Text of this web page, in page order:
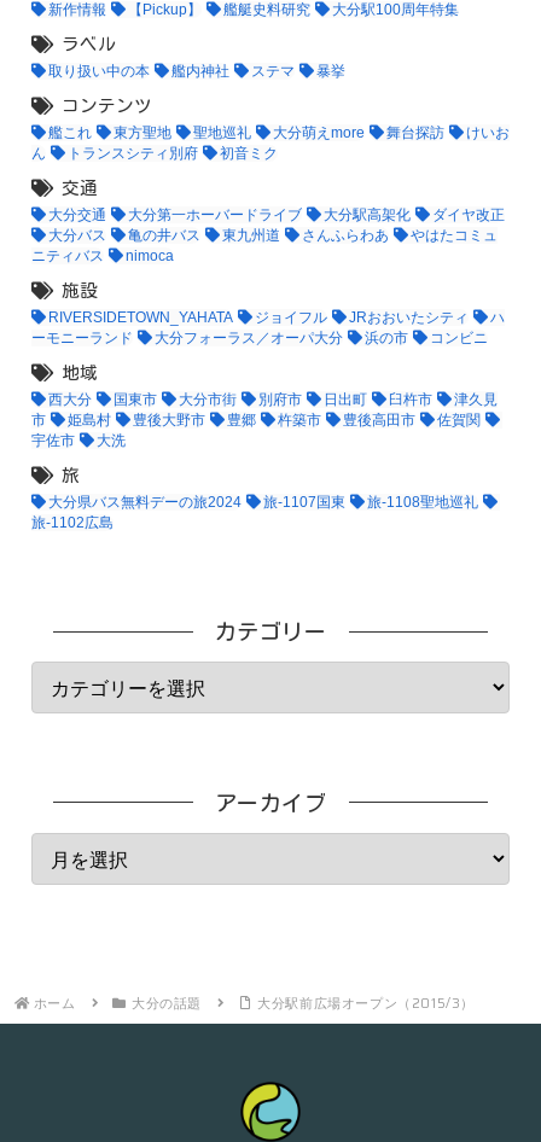
新作情報 【Pickup】 艦艇史料研究 大分駅100周年特集
ラベル
取り扱い中の本 艦内神社 ステマ 暴挙
コンテンツ
艦これ 東方聖地 聖地巡礼 大分萌えmore 舞台探訪
けいお
ん
トランスシティ別府 初音ミク
交通
大分交通 大分第一ホーバードライブ 大分駅高架化
ダイヤ改正
大分バス
亀の井バス 東九州道 さんふらわあ
やはたコミュ
ニティバス
nimoca
施設
RIVERSIDETOWN_YAHATA ジョイフル JRおおいたシティ
ハ
ーモニーランド
大分フォーラス／オーパ大分 浜の市 コンビニ
地域
西大分 国東市 大分市街 別府市 日出町 臼杵市
津久見
市
姫島村 豊後大野市 豊郷 杵築市 豊後高田市
佐賀関
宇佐市
大洗
旅
大分県バス無料デーの旅2024 旅-1107国東
旅-1108聖地巡礼
旅-1102広島
カテゴリー
アーカイブ
ホーム 大分の話題 大分駅前広場オープン（2015/3）